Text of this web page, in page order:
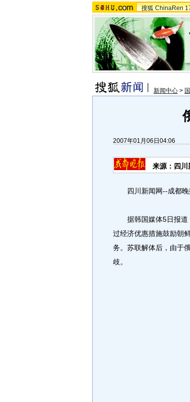
搜狐 ChinaRen
新闻中心 >
2007年01月06日04:06
来源：四
四川新闻网--成都晚
据韩国媒体5日报道
过经济优惠措施鼓励朝
务。苏联解体后，由于
歧。